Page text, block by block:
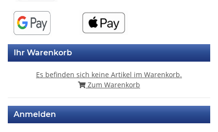
Ihr Warenkorb
Es befinden sich keine Artikel im Warenkorb.
Zum Warenkorb
Anmelden